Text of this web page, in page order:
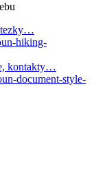
kontakty…